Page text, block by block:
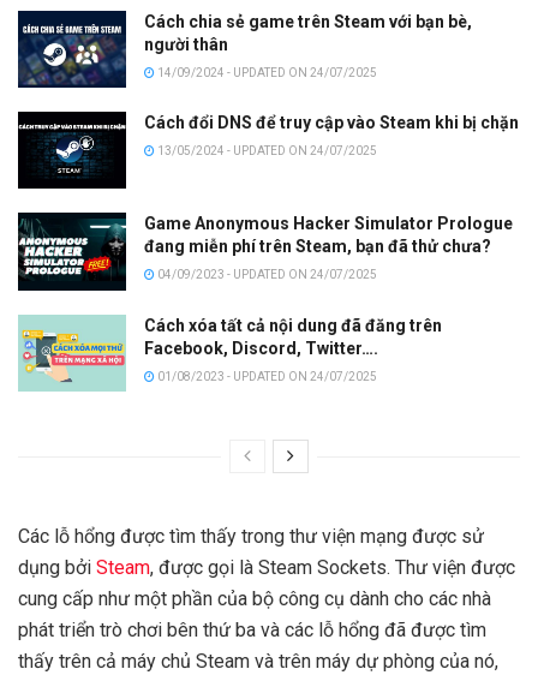
Cách chia sẻ game trên Steam với bạn bè,
người thân
14/09/2024 - UPDATED ON 24/07/2025
Cách đổi DNS để truy cập vào Steam khi bị chặn
13/05/2024 - UPDATED ON 24/07/2025
Game Anonymous Hacker Simulator Prologue
đang miễn phí trên Steam, bạn đã thử chưa?
04/09/2023 - UPDATED ON 24/07/2025
Cách xóa tất cả nội dung đã đăng trên
Facebook, Discord, Twitter….
01/08/2023 - UPDATED ON 24/07/2025
Các lỗ hổng được tìm thấy trong thư viện mạng được sử
dụng bởi Steam, được gọi là Steam Sockets. Thư viện được
cung cấp như một phần của bộ công cụ dành cho các nhà
phát triển trò chơi bên thứ ba và các lỗ hổng đã được tìm
thấy trên cả máy chủ Steam và trên máy dự phòng của nó,